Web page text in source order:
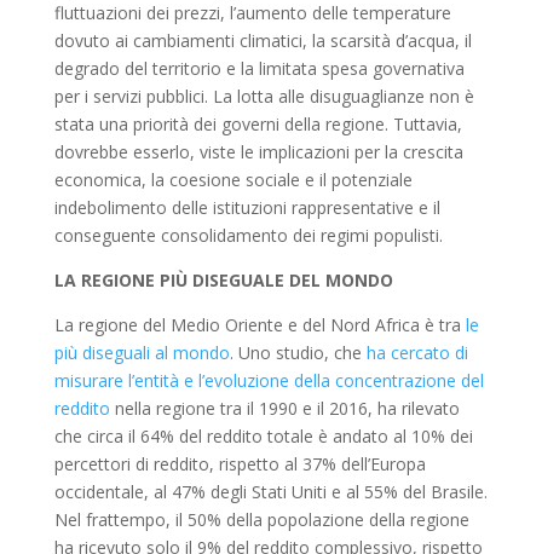
fluttuazioni dei prezzi, l’aumento delle temperature
dovuto ai cambiamenti climatici, la scarsità d’acqua, il
degrado del territorio e la limitata spesa governativa
per i servizi pubblici. La lotta alle disuguaglianze non è
stata una priorità dei governi della regione. Tuttavia,
dovrebbe esserlo, viste le implicazioni per la crescita
economica, la coesione sociale e il potenziale
indebolimento delle istituzioni rappresentative e il
conseguente consolidamento dei regimi populisti.
LA REGIONE PIÙ DISEGUALE DEL MONDO
La regione del Medio Oriente e del Nord Africa è tra le
più diseguali al mondo. Uno studio, che ha cercato di
misurare l’entità e l’evoluzione della concentrazione del
reddito nella regione tra il 1990 e il 2016, ha rilevato
che circa il 64% del reddito totale è andato al 10% dei
percettori di reddito, rispetto al 37% dell’Europa
occidentale, al 47% degli Stati Uniti e al 55% del Brasile.
Nel frattempo, il 50% della popolazione della regione
ha ricevuto solo il 9% del reddito complessivo, rispetto